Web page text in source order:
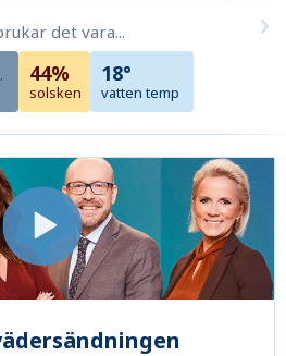
det vara...
44%
solsken
18°
vatten temp